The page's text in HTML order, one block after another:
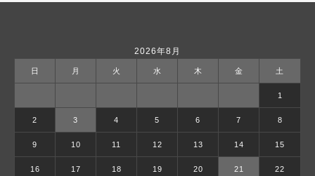
2026年8月
日 月 火 水 木 金 土
1
2 3 4 5 6 7 8
9 10 11 12 13 14 15
16 17 18 19 20 21 22